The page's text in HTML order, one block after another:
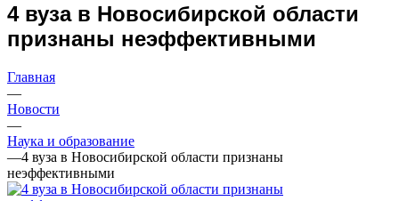
4 вуза в Новосибирской области
признаны неэффективными
Главная
—
Новости
—
Наука и образование
—4 вуза в Новосибирской области признаны
неэффективными